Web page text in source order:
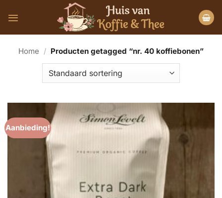
naar
Home / Producten getagged “nr. 40 koffiebonen”
Aanbieding!